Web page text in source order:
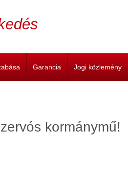
Garancia Jogi közlemény
kormánymű!